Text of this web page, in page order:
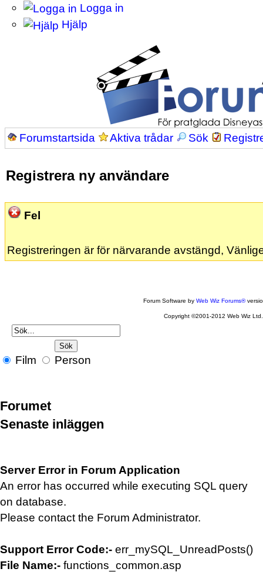
Logga in
Hjälp
Forumstartsida Aktiva trådar Sök
Registrera ny användare
Fel
Registreringen är för närvarande avstängd,
Forum Software byWeb Wiz Forums®
Copyright ©2001-2012 Web Wiz Ltd.
Film Person
Forumet
Senaste inläggen
Server Error in Forum Application
An error has occurred while executing SQL query
on database.
Please contact the Forum Administrator.
Support Error Code:- err_mySQL_UnreadPosts()
File Name:- functions_common.asp